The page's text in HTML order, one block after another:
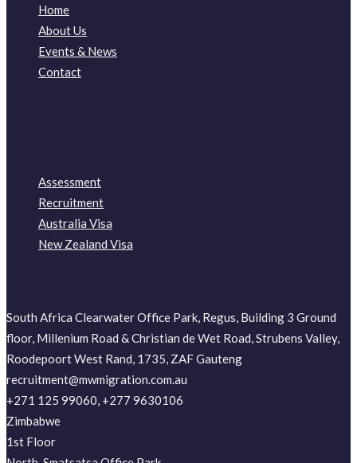
Home
About Us
Events & News
Contact
Assessment
Recruitment
Australia Visa
New Zealand Visa
South Africa Clearwater Office Park, Regus, Building 3 Ground
floor, Millenium Road & Christian de Wet Road, Strubens Valley,
Roodepoort West Rand, 1735, ZAF Gauteng
recruitment@mwmigration.com.au
+271 125 99060, +277 9630106
Zimbabwe
1st Floor